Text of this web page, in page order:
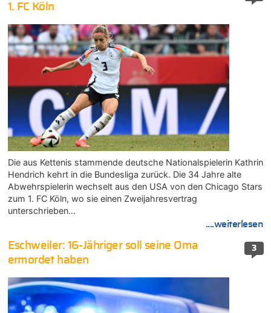
1. FC Köln
Die aus Kettenis stammende deutsche Nationalspielerin Kathrin
Hendrich kehrt in die Bundesliga zurück. Die 34 Jahre alte
Abwehrspielerin wechselt aus den USA von den Chicago Stars
zum 1. FC Köln, wo sie einen Zweijahresvertrag
unterschrieben…
....weiterlesen
3
Eschweiler: 16-Jähriger soll seine Oma
ermordet haben